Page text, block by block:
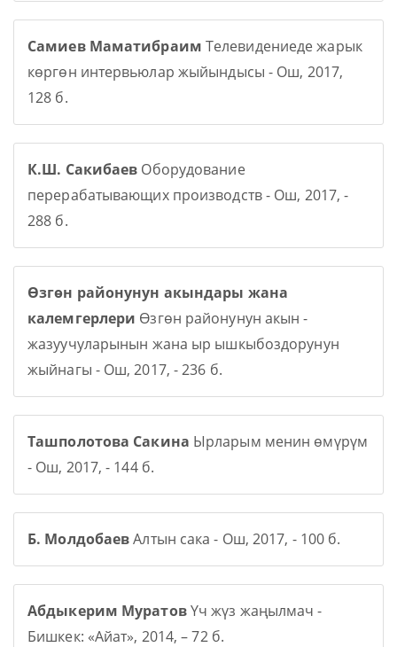
Самиев Маматибраим Телевидениеде жарык
көргөн интервьюлар жыйындысы - Ош, 2017,
128 б.
К.Ш. Сакибаев Оборудование
перерабатывающих производств - Ош, 2017, -
288 б.
Өзгөн районунун акындары жана
калемгерлери Өзгөн районунун акын -
жазуучуларынын жана ыр ышкыбоздорунун
жыйнагы - Ош, 2017, - 236 б.
Ташполотова Сакина Ырларым менин өмүрүм
- Ош, 2017, - 144 б.
Б. МолдобаевАлтын сака - Ош, 2017, - 100 б.
Абдыкерим МуратовҮч жүз жаңылмач -
Бишкек: «Айат», 2014, – 72 б.